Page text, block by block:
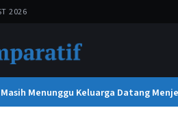
2026
Menunggu Keluarga Datang